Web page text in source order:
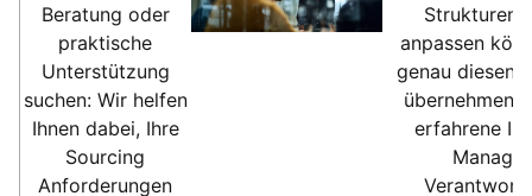
Beratung oder
praktische
Unterstützung
suchen: Wir helfen
Ihnen dabei, Ihre
Sourcing
Anforderungen
Strukturen
anpassen
genau diesen
übernehmen
erfahrene
Manager